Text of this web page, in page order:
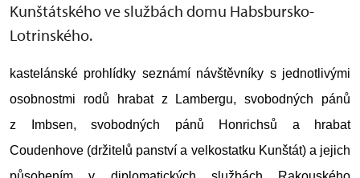
Kunštátského ve službách domu Habsbursko-
Lotrinského.
kastelánské prohlídky seznámí návštěvníky s jednotlivými
osobnostmi rodů hrabat z Lambergu, svobodných pánů
z Imbsen, svobodných pánů Honrichsů a hrabat
Coudenhove (držitelů panství a velkostatku Kunštát) a jejich